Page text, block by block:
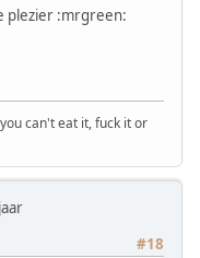
plezier :mrgreen:
can't eat it, fuck it or
#18